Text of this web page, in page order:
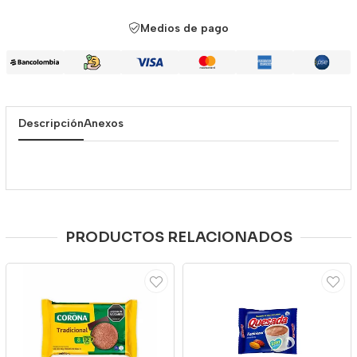
Medios de pago
DescripciónAnexos
PRODUCTOS RELACIONADOS